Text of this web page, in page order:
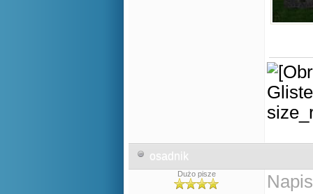
osadnik
Dużo pisze